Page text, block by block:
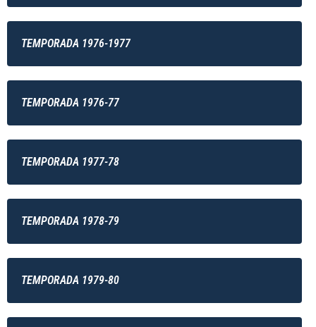
TEMPORADA 1976-1977
TEMPORADA 1976-77
TEMPORADA 1977-78
TEMPORADA 1978-79
TEMPORADA 1979-80